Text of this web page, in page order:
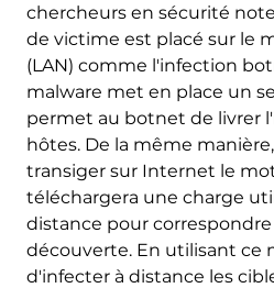
chercheurs en sécurité
de victime est placé sur le
(LAN) comme l'infection
malware met en place un
permet au botnet de livrer
hôtes. De la même
transiger sur Internet le
téléchargera une charge
distance pour
découverte. En utilisant ce
d'infecter à distance les